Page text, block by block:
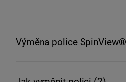
Výměna police SpinView®